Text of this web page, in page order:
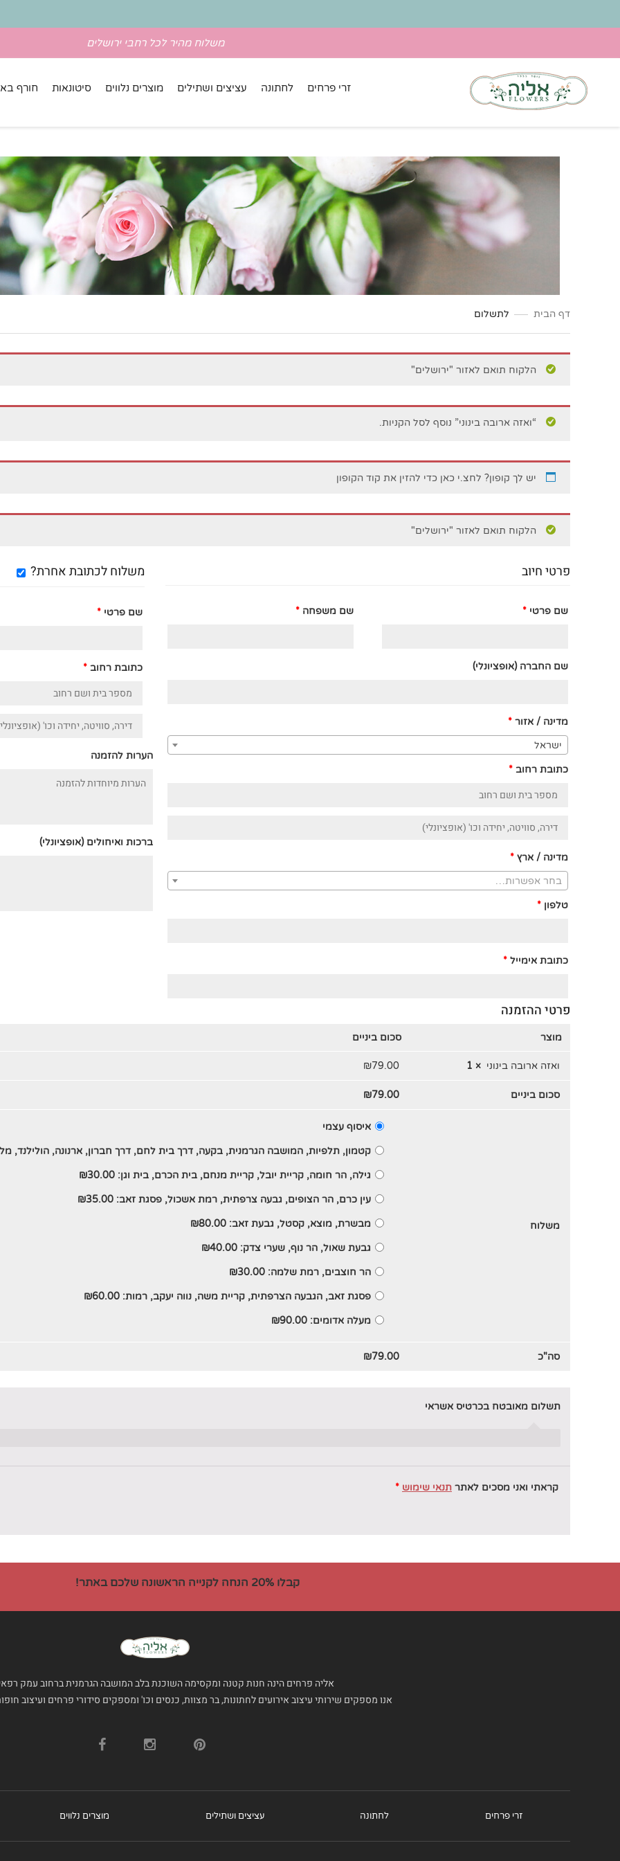
משלוח מהיר לכל רחבי ירושלים
זרי פרחים לחתונה עציצים ושתילים מוצרים נלווים סיטונאות חורף
דף הבית לתשלום
הלקוח תואם לאזור "ירושלים"
“ואזה ארובה בינוני” נוסף לסל הקניות.
יש לך קופון? לחצ.י כאן כדי להזין את קוד הקופון
הלקוח תואם לאזור "ירושלים"
פרטי חיוב‫
שם פרטי * שם משפחה*
שם החברה(אופציונלי)
מדינה / אזור *
ישראל
כתובת רחוב *
דירה,
יחידה
וכו'(אופציונלי)
מדינה / ארץ *
בחר אפשרות…
טלפון *
כתובת אימייל *
משלוח לכתובת אחרת?
שם פרטי *
כתובת רחוב *
דירה,
יחידה
וכו'.(אופציונלי)
הערות להזמנה
ברכות ואיחולים(אופציונלי)
פרטי ההזמנה
מוצר סכום ביניים
ואזה ארובה בינוני × 1
₪79.00
סכום ביניים ₪79.00
משלוח
איסוף עצמי
קטמון, תלפיות, המושבה הגרמנית, בקעה, דרך בית לחם, דרך חברון, ארנונה, הולילנד,
גילה, הר חומה, קריית יובל, קריית מנחם, בית הכרם, בית וגן: ₪30.00
עין כרם, הר הצופים, גבעה צרפתית, רמת אשכול, פסגת זאב: ₪35.00
מבשרת, מוצא, קסטל, גבעת זאב: ₪80.00
גבעת שאול, הר נוף, שערי צדק: ₪40.00
הר חוצבים, רמת שלמה: ₪30.00
פסגת זאב, הגבעה הצרפתית, קריית משה, נווה יעקב, רמות: ₪60.00
מעלה אדומים: ₪90.00
סה"כ ₪79.00
תשלום מאובטח בכרטיס אשראי
קראתי ואני מסכים לאתר תנאי שימוש *
קבלו 20% הנחה לקנייה הראשונה שלכם באתר!
אליה פרחים הינה חנות קטנה ומקסימה השוכנת בלב המושבה הגרמנית ברחוב עמק רפאים
אנו מספקים שירותי עיצוב אירועים לחתונות, בר מצוות, כנסים וכו' ומספקים סידורי פרחים ועיצוב
זרי פרחים לחתונה עציצים ושתילים מוצרים נלווים